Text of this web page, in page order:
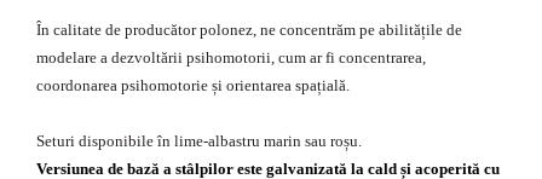
Panouri pentru informare/Marcaje
Foisoare si pergole
Rastel Biciclete
În calitate de producător polonez, ne concentrăm pe abilitățile de
modelare a dezvoltării psihomotorii, cum ar fi concentrarea,
coordonarea psihomotorie și orientarea spațială.
Seturi disponibile în lime-albastru marin sau roșu.
Versiunea de bază a stâlpilor este galvanizată la cald și acoperită cu